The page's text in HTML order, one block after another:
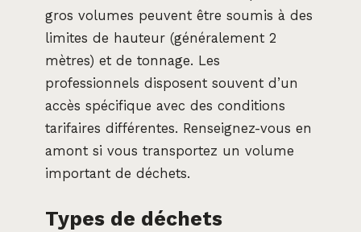
gros volumes peuvent être soumis à des
limites de hauteur (généralement 2
mètres) et de tonnage. Les
professionnels disposent souvent d’un
accès spécifique avec des conditions
tarifaires différentes. Renseignez-vous en
amont si vous transportez un volume
important de déchets.
Types de déchets